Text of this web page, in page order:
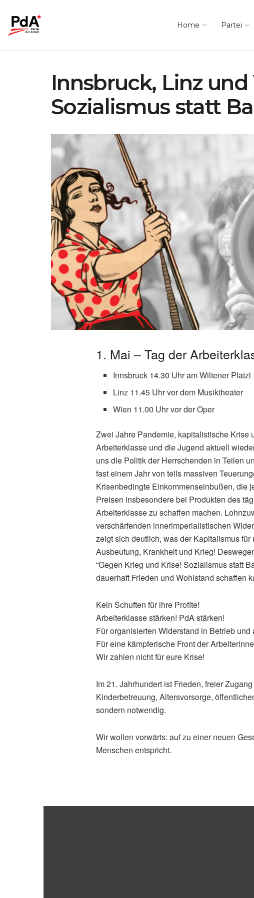
Home Partei
Innsbruck, Linz
Sozialismus statt
1. Mai – Tag der
Innsbruck 14.30 Uhr am Wiltener Platzl
Linz 11.45 Uhr vor dem Musiktheater
Wien 11.00 Uhr vor der Oper
Zwei Jahre Pandemie, kapitalistische Krise
Arbeiterklasse und die Jugend aktuell
uns die Politik der Herrschenden in Teilen
fast einem Jahr von teils massiven
Krisenbedingte Einkommenseinbußen, die
Preisen insbesondere bei Produkten des
Arbeiterklasse zu schaffen machen.
verschärfenden innerimperialistischen
zeigt sich deutlich, was der Kapitalismus
Ausbeutung, Krankheit und Krieg!
“Gegen Krieg und Krise! Sozialismus statt
dauerhaft Frieden und Wohlstand schaffen
Kein Schuften für ihre Profite!
Arbeiterklasse stärken! PdA stärken!
Für organisierten Widerstand in Betrieb und
Für eine kämpferische Front der
Wir zahlen nicht für eure Krise!
Im 21. Jahrhundert ist Frieden, freier
Kinderbetreuung, Altersvorsorge,
sondern notwendig.
Wir wollen vorwärts: auf zu einer neuen
Menschen entspricht.